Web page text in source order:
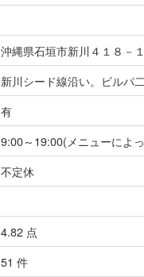
沖縄県石垣市新川４１８－
新川シード線沿い。ビルパ
有
9:00～19:00(メニューによ
不定休
4.82 点
51 件